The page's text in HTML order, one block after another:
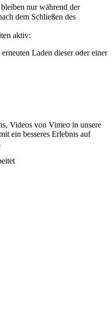
nur während der
dem Schließen des
aktiv:
Laden dieser oder einer
Videos von Vimeo in unsere
ein besseres Erlebnis auf